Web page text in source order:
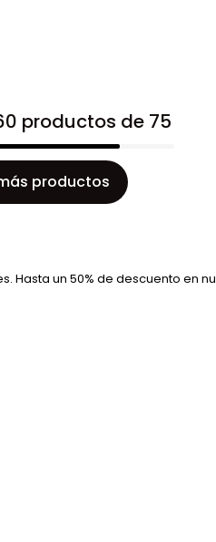
productos de 75
productos
un 50% de descuento en